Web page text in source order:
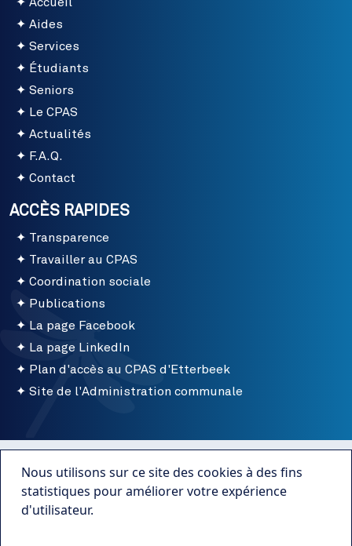
Aides
Services
Étudiants
Seniors
Le CPAS
Actualités
F.A.Q.
Contact
ACCÈS RAPIDES
Transparence
Travailler au CPAS
Coordination sociale
Publications
La page Facebook
La page LinkedIn
Plan d'accès au CPAS d'Etterbeek
Site de l'Administration communale
Menu bottom
Mentions légales
Nous utilisons sur ce site des cookies à des fins
statistiques pour améliorer votre expérience
d'utilisateur.